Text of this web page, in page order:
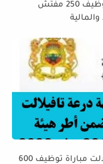
للحاصلين على الاجازة الاعلان عن مباراة توظيف 250 مفتش
المديرية الجهوية للصحة بجهة درعة تافيلالت مباراة توظيف 600